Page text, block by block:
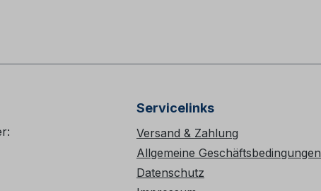
Servicelinks
Versand & Zahlung
Allgemeine Geschäftsbedingungen
Datenschutz